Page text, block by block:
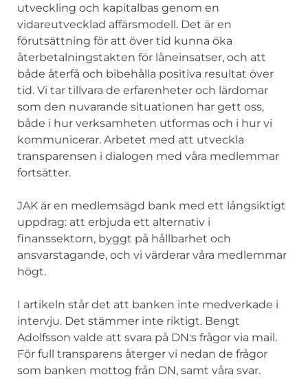
utveckling och kapitalbas genom en
vidareutvecklad affärsmodell. Det är en
förutsättning för att över tid kunna öka
återbetalningstakten för låneinsatser, och att
både återfå och bibehålla positiva resultat över
tid. Vi tar tillvara de erfarenheter och lärdomar
som den nuvarande situationen har gett oss,
både i hur verksamheten utformas och i hur vi
kommunicerar. Arbetet med att utveckla
transparensen i dialogen med våra medlemmar
fortsätter.
JAK är en medlemsägd bank med ett långsiktigt
uppdrag: att erbjuda ett alternativ i
finanssektorn, byggt på hållbarhet och
ansvarstagande, och vi värderar våra medlemmar
högt.
I artikeln står det att banken inte medverkade i
intervju. Det stämmer inte riktigt. Bengt
Adolfsson valde att svara på DN:s frågor via mail.
För full transparens återger vi nedan de frågor
som banken mottog från DN, samt våra svar.